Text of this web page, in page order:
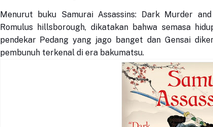
Menurut buku Samurai Assassins: Dark Murder
Romulus hillsborough, dikatakan bahwa semasa
pendekar Pedang yang jago banget dan Gensai
pembunuh terkenal di era bakumatsu.